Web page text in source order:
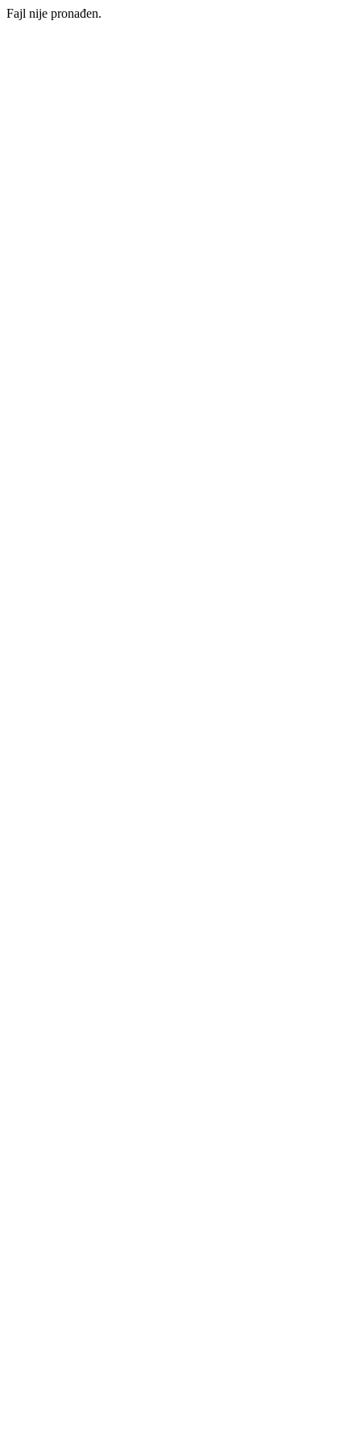
Fajl nije pronađen.